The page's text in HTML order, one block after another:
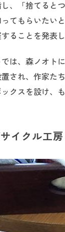
、「捨てると
ってもらいたい
ることを発表し
は、森ノオト
置され、作家た
クスを設け、
イクル工